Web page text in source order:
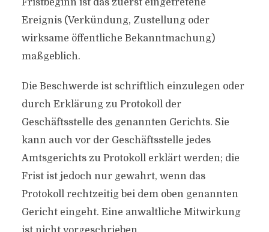
Fristbeginn ist das zuerst eingetretene
Ereignis (Verkündung, Zustellung oder
wirksame öffentliche Bekanntmachung)
maßgeblich.
Die Beschwerde ist schriftlich einzulegen oder
durch Erklärung zu Protokoll der
Geschäftsstelle des genannten Gerichts. Sie
kann auch vor der Geschäftsstelle jedes
Amtsgerichts zu Protokoll erklärt werden; die
Frist ist jedoch nur gewahrt, wenn das
Protokoll rechtzeitig bei dem oben genannten
Gericht eingeht. Eine anwaltliche Mitwirkung